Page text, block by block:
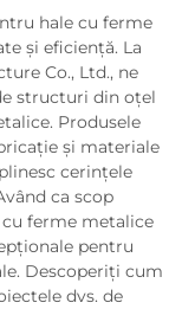
hale cu ferme
și eficiență. La
Co., Ltd., ne
structuri din oțel
Produsele
și materiale
cerințele
ca scop
ferme metalice
pentru
Descoperiți cum
dvs. de